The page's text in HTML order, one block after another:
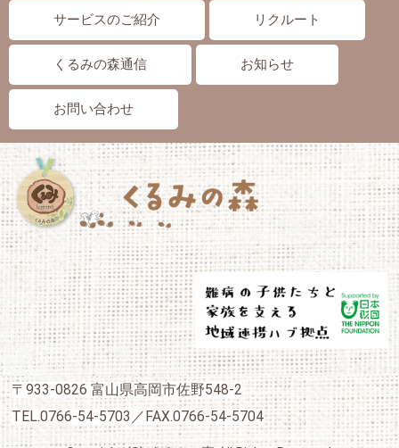
サービスのご紹介 リクルート
くるみの森通信 お知らせ
お問い合わせ
〒933-0826 富山県高岡市佐野548-2
TEL.0766-54-5703／FAX.0766-54-5704